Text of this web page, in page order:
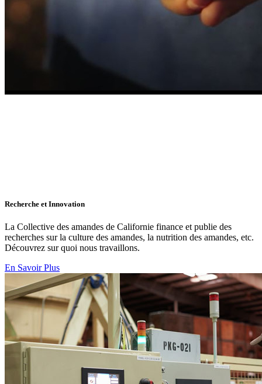
Recherche et Innovation
La Collective des amandes de Californie finance et publie des
recherches sur la culture des amandes, la nutrition des amandes, etc.
Découvrez sur quoi nous travaillons.
En Savoir Plus